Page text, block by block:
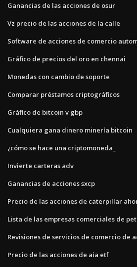
Ganancias de las acciones de osur
Vz precio de las acciones de la calle
Software de acciones de comercio
Gráfico de precios del oro en chennai
Monedas con cambio de soporte
Comparar préstamos criptográficos
Gráfico de bitcoin v gbp
Cualquiera gana dinero minería bitcoin
¿cómo se hace una criptomoneda_
Invierte carteras adv
Ganancias de acciones sxcp
Precio de las acciones de caterpillar
Lista de las empresas comerciales de
Revisiones de servicios de comercio de
Precio de las acciones de aia etf